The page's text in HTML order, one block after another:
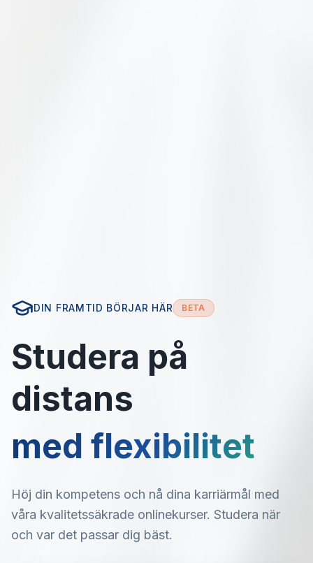
DIN FRAMTID BÖRJAR HÄR BETA
Studera på
distans
med flexibilitet
Höj din kompetens och nå dina karriärmål med
våra kvalitetssäkrade onlinekurser. Studera när
och var det passar dig bäst.